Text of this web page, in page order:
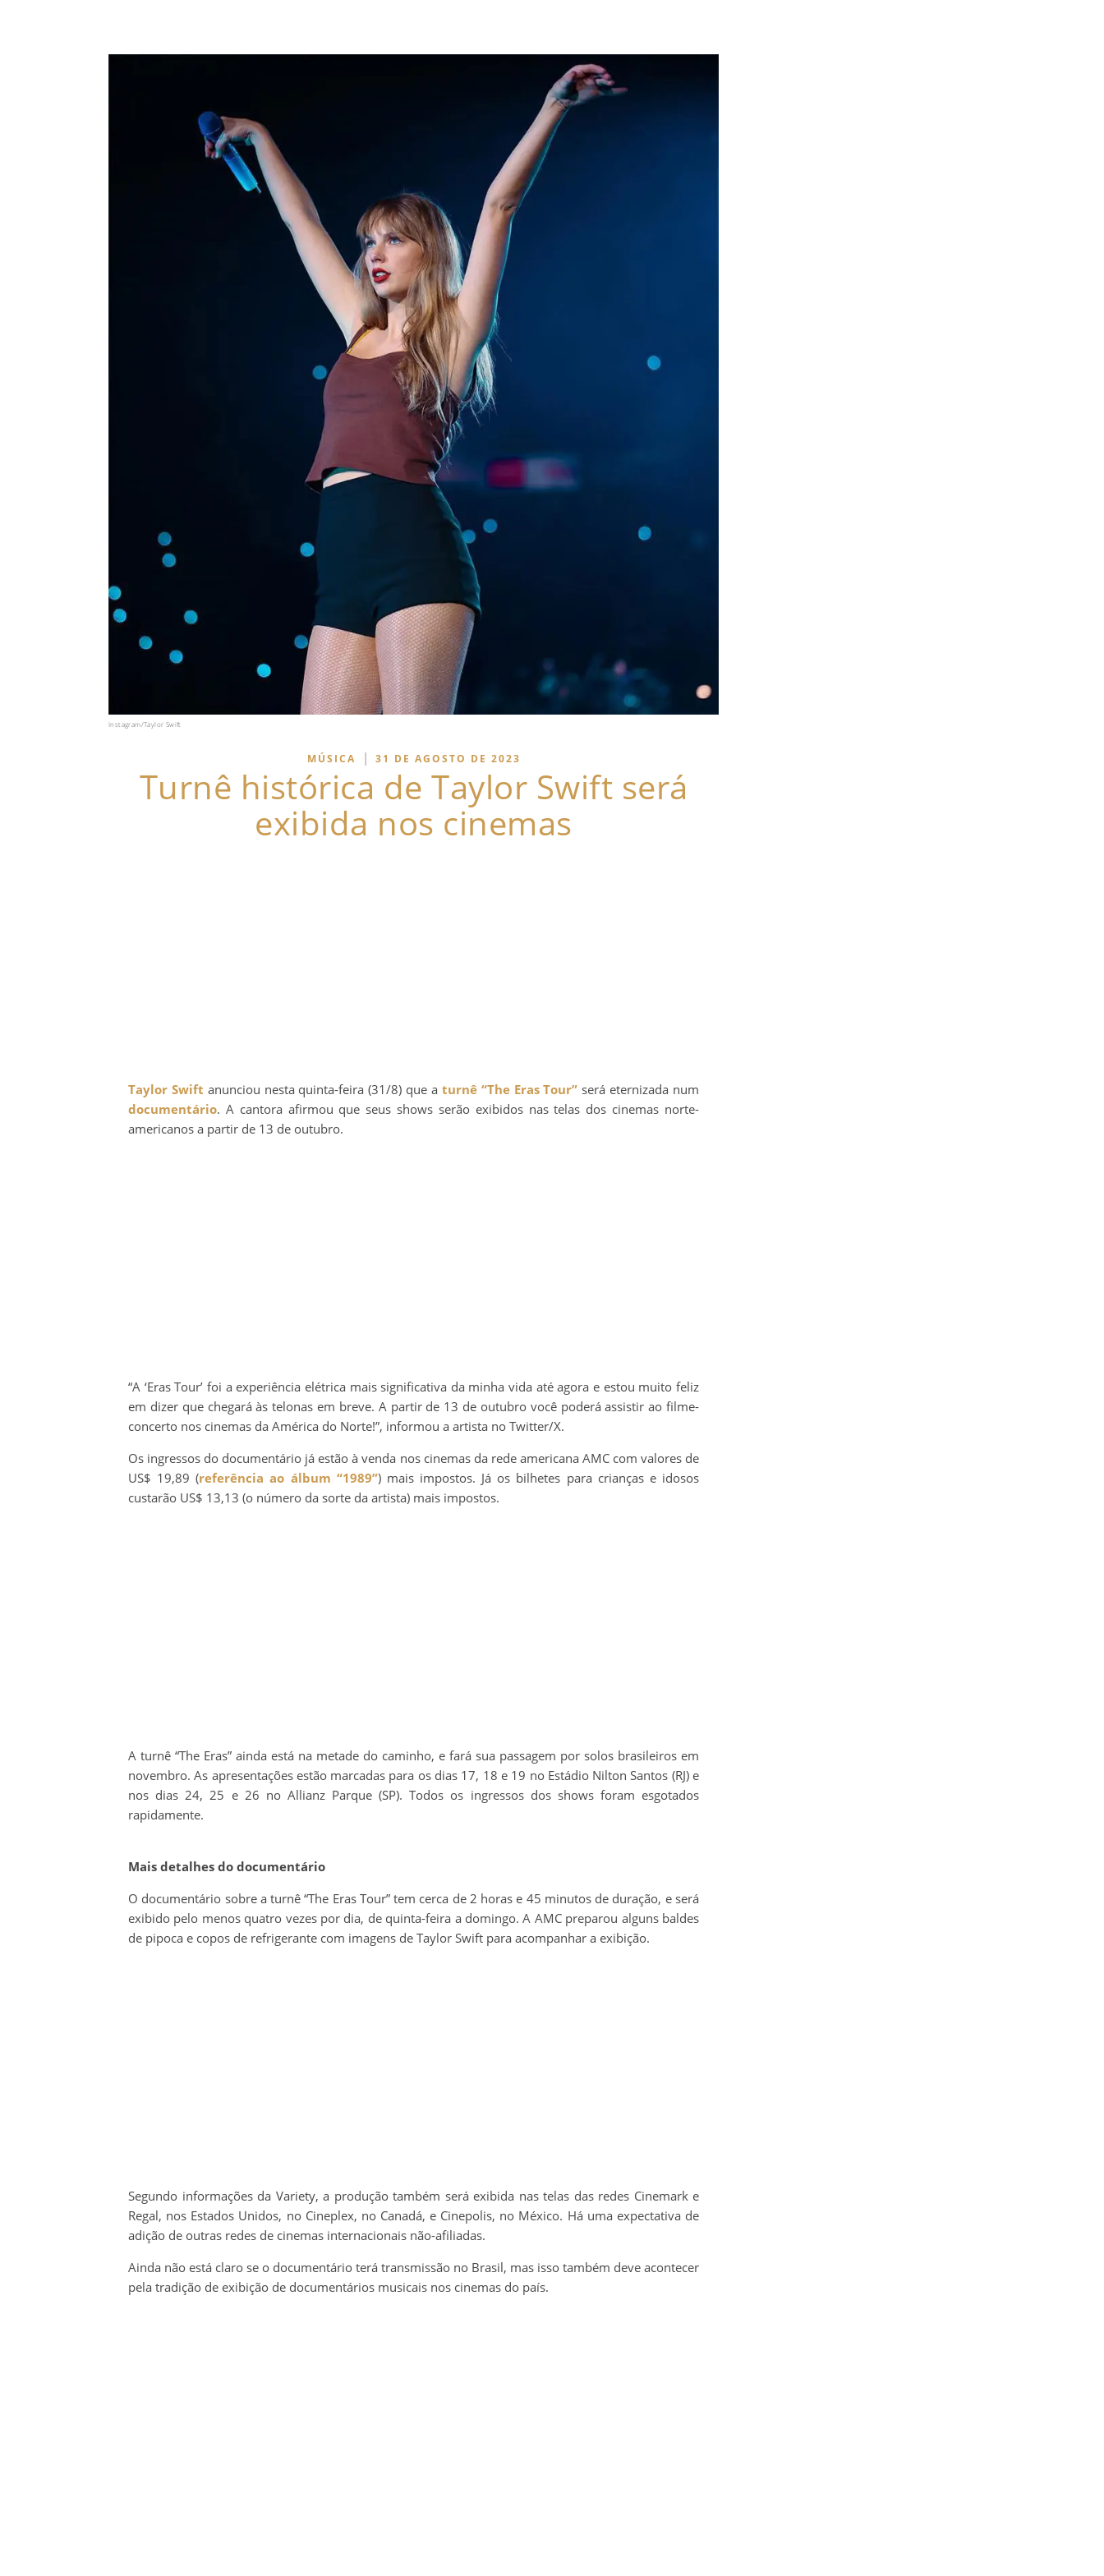
Instagram/Taylor Swift
MÚSICA | 31 DE AGOSTO DE 2023
Turnê histórica de Taylor Swift será
exibida nos cinemas
Taylor Swift anunciou nesta quinta-feira (31/8) que a turnê “The Eras Tour” será eternizada num
documentário. A cantora afirmou que seus shows serão exibidos nas telas dos cinemas norte-
americanos a partir de 13 de outubro.
“A ‘Eras Tour’ foi a experiência elétrica mais significativa da minha vida até agora e estou muito feliz
em dizer que chegará às telonas em breve. A partir de 13 de outubro você poderá assistir ao filme-
concerto nos cinemas da América do Norte!”, informou a artista no Twitter/X.
Os ingressos do documentário já estão à venda nos cinemas da rede americana AMC com valores de
US$ 19,89 (referência ao álbum “1989”) mais impostos. Já os bilhetes para crianças e idosos
custarão US$ 13,13 (o número da sorte da artista) mais impostos.
A turnê “The Eras” ainda está na metade do caminho, e fará sua passagem por solos brasileiros em
novembro. As apresentações estão marcadas para os dias 17, 18 e 19 no Estádio Nilton Santos (RJ) e
nos dias 24, 25 e 26 no Allianz Parque (SP). Todos os ingressos dos shows foram esgotados
rapidamente.
Mais detalhes do documentário
O documentário sobre a turnê “The Eras Tour” tem cerca de 2 horas e 45 minutos de duração, e será
exibido pelo menos quatro vezes por dia, de quinta-feira a domingo. A AMC preparou alguns baldes
de pipoca e copos de refrigerante com imagens de Taylor Swift para acompanhar a exibição.
Segundo informações da Variety, a produção também será exibida nas telas das redes Cinemark e
Regal, nos Estados Unidos, no Cineplex, no Canadá, e Cinepolis, no México. Há uma expectativa de
adição de outras redes de cinemas internacionais não-afiliadas.
Ainda não está claro se o documentário terá transmissão no Brasil, mas isso também deve acontecer
pela tradição de exibição de documentários musicais nos cinemas do país.